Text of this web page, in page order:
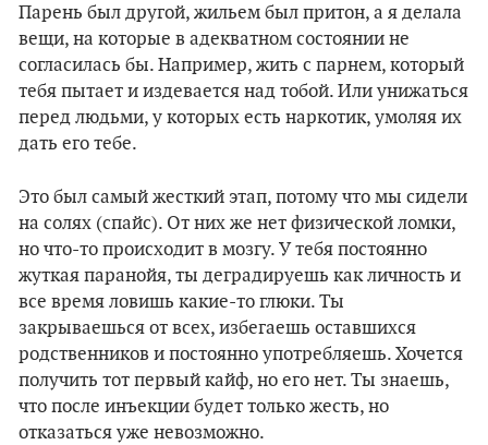
Парень был другой, жильем был притон, а я делала
вещи, на которые в адекватном состоянии не
согласилась бы. Например, жить с парнем, который
тебя пытает и издевается над тобой. Или унижаться
перед людьми, у которых есть наркотик, умоляя их
дать его тебе.
Это был самый жесткий этап, потому что мы сидели
на солях (спайс). От них же нет физической ломки,
но что-то происходит в мозгу. У тебя постоянно
жуткая паранойя, ты деградируешь как личность и
все время ловишь какие-то глюки. Ты
закрываешься от всех, избегаешь оставшихся
родственников и постоянно употребляешь. Хочется
получить тот первый кайф, но его нет. Ты знаешь,
что после инъекции будет только жесть, но
отказаться уже невозможно.